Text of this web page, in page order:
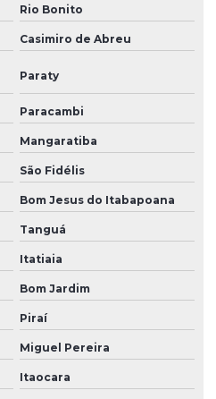
Rio Bonito
Casimiro de Abreu
Paraty
Paracambi
Mangaratiba
São Fidélis
Bom Jesus do Itabapoana
Tanguá
Itatiaia
Bom Jardim
Piraí
Miguel Pereira
Itaocara